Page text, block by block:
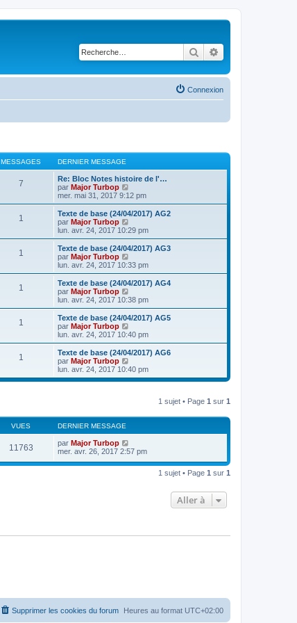
Rechercher
Connexion
MESSAGES DERNIER MESSAGE
7
Re: Bloc Notes histoire de l'…
par Major Turbop
o
i
r
e
e
r
n
i
r
e
s
s
g
e
mer. mai 31, 2017 9:12 pm
1
Texte de base (24/04/2017) AG2
par Major Turbop
o
i
r
e
e
r
n
i
r
e
s
s
g
e
lun. avr. 24, 2017 10:29 pm
1
Texte de base (24/04/2017) AG3
par Major Turbop
o
i
r
e
e
r
n
i
r
e
s
lun. avr. 24, 2017 10:33 pm
1
Texte de base (24/04/2017) AG4
par Major Turbop
o
i
r
e
e
r
n
i
e
s
a
e
lun. avr. 24, 2017 10:38 pm
1
Texte de base (24/04/2017) AG5
par Major Turbop
o
i
r
e
e
e
m
s
a
lun. avr. 24, 2017 10:40 pm
1
Texte de base (24/04/2017) AG6
par Major Turbop
o
i
e
n
e
r
m
lun. avr. 24, 2017 10:40 pm
1 sujet • Page 1 sur 1
VUES DERNIER MESSAGE
11763 par Major Turbop
mer. avr. 26, 2017 2:57 pm
1 sujet • Page 1 sur 1
Aller à
Heures au format UTC+02:00
Supprimer les cookies du forum